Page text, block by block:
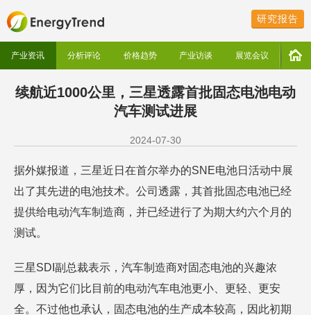
研究报告
产业资讯 分析评论 价格趋势 产业访谈 展览会议
续航近1000公里，三星透露首批固态电池电动
汽车测试进展
2024-07-30
据外媒报道，三星近日在首尔举办的SNE电池日活动中展
出了其先进的电池技术。公司透露，其首批固态电池已经
提供给电动汽车制造商，并已经进行了为期大约六个月的
测试。
三星SDI副总裁表示，汽车制造商对固态电池的兴趣浓
厚，因为它们比目前的电动汽车电池更小、更轻、更安
全。不过他也承认，固态电池的生产成本较高，因此初期